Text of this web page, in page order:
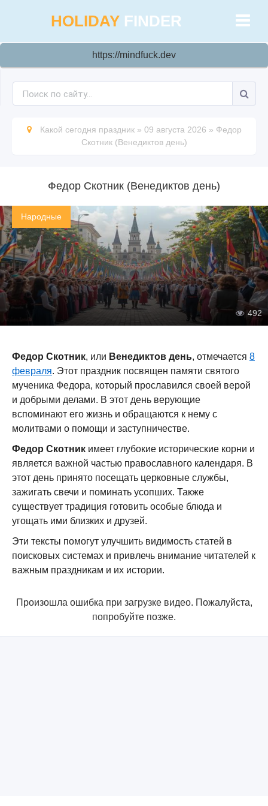
HOLIDAY FINDER
https://mindfuck.dev
Какой сегодня праздник » 09 августа 2026 » Федор
Скотник (Венедиктов день)
Федор Скотник (Венедиктов день)
Народные
492
Федор Скотник, или Венедиктов день, отмечается 8
февраля. Этот праздник посвящен памяти святого
мученика Федора, который прославился своей верой
и добрыми делами. В этот день верующие
вспоминают его жизнь и обращаются к нему с
молитвами о помощи и заступничестве.
Федор Скотник имеет глубокие исторические корни и
является важной частью православного календаря. В
этот день принято посещать церковные службы,
зажигать свечи и поминать усопших. Также
существует традиция готовить особые блюда и
угощать ими близких и друзей.
Эти тексты помогут улучшить видимость статей в
поисковых системах и привлечь внимание читателей к
важным праздникам и их истории.
Произошла ошибка при загрузке видео. Пожалуйста,
попробуйте позже.